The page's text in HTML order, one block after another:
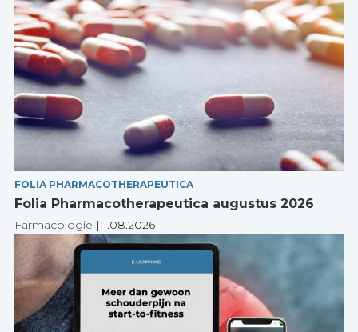
FOLIA PHARMACOTHERAPEUTICA
Folia Pharmacotherapeutica augustus 2026
Farmacologie |1.08.2026